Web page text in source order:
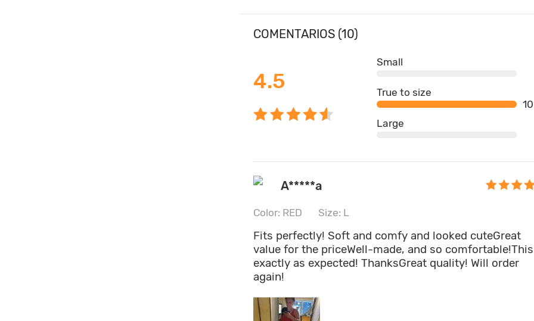
COMENTARIOS (10)
4.5
Small
True to size
Large
A*****a
Color: RED Size: L
Fits perfectly! Soft and comfy and looked cuteGreat
value for the priceWell-made, and so
exactly as expected! ThanksGreat quality! Will order
again!